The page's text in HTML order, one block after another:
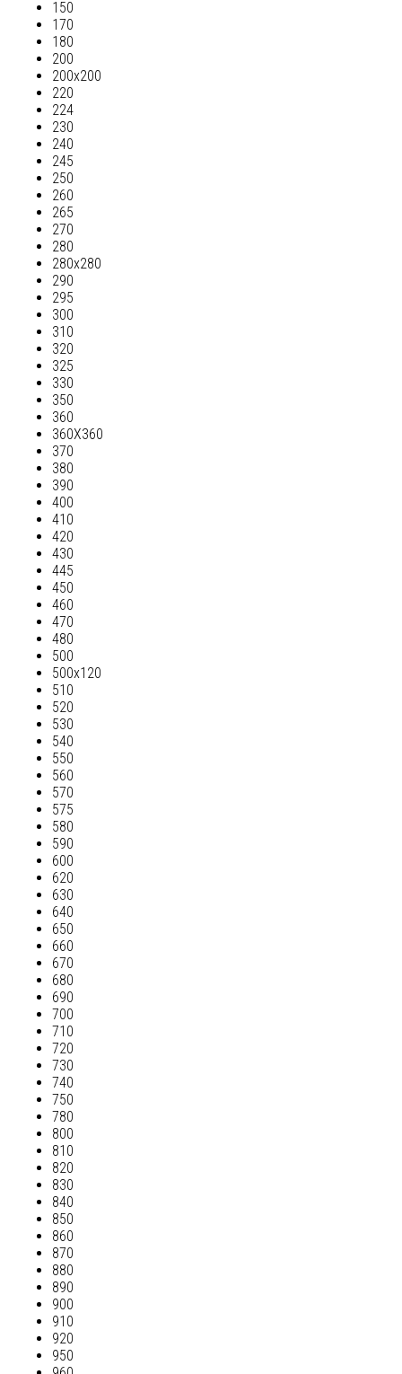
150
170
180
200
200х200
220
224
230
240
245
250
260
265
270
280
280х280
290
295
300
310
320
325
330
350
360
360Х360
370
380
390
400
410
420
430
445
450
460
470
480
500
500х120
510
520
530
540
550
560
570
575
580
590
600
620
630
640
650
660
670
680
690
700
710
720
730
740
750
780
800
810
820
830
840
850
860
870
880
890
900
910
920
950